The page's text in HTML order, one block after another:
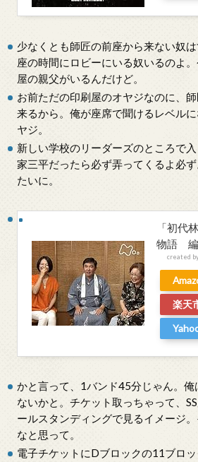
少なくとも師匠の前座から来ない奴
座の時間にロビーにいる奴いるのよ
屋の親父がいるんだけど。
お前ただの印刷屋のオヤジなのに、
来るから。俺が座席で聞けるレベル
ヤジ。
新しい学校のリーダーズのところで
家三平だったら必ず弄ってくるよ必
たいに。
「初代
物語 編
created
楽天
かと言って、1バンド45分じゃん。
ないかと。チケット取っちゃって、
ールスタンディングで見るイメージ
なと思って。
電子チケットにDブロックの11ブロ